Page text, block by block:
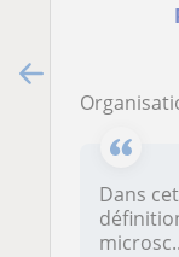
Organisation La cellule
Dans